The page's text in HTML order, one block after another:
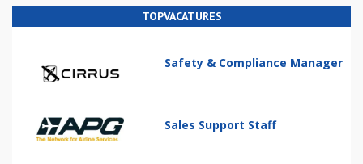
TOPVACATURES
Safety & Compliance Manager
Sales Support Staff